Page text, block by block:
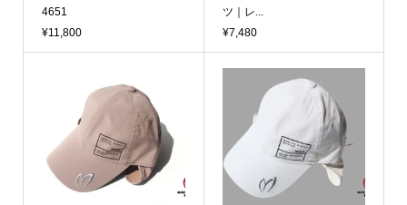
4651
¥11,800
ツ｜レ...
¥7,480